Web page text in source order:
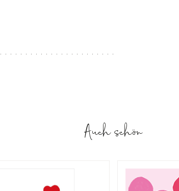
Auch schön